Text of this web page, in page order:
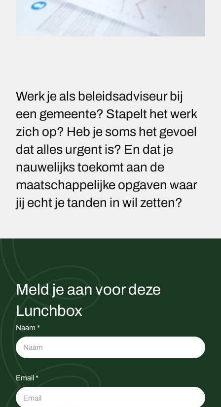
Werk je als beleidsadviseur bij
een gemeente? Stapelt het werk
zich op? Heb je soms het gevoel
dat alles urgent is? En dat je
nauwelijks toekomt aan de
maatschappelijke opgaven waar
jij echt je tanden in wil zetten?
Meld je aan voor deze
Lunchbox
Naam *
Email *